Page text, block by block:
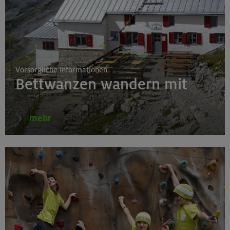
19.08.26
Schnupperkletterkurs indoor
München
19.08.26
Fahrtechnik I - Basic - Kompakt
21.-25.08.26
Hohe Gipfel in der wilden Texelgruppe
Ötztaler Alpen
Vorsorgliche Informationen
Bettwanzen wandern mit
mehr